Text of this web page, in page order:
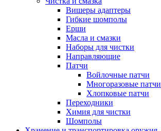
Вишеры адаптеры
Гибкие шомполы
Ерши
Масла и смазки
Наборы для чистки
Направляющие
Патчи
Войлочные патчи
Многоразовые патчи
Хлопковые патчи
Переходники
Химия для чистки
Шомполы